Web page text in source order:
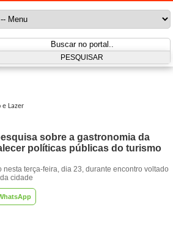
e Lazer
sobre a gastronomia da
políticas públicas do turismo
nesta terça-feira, dia 23, durante encontro voltado
cidade